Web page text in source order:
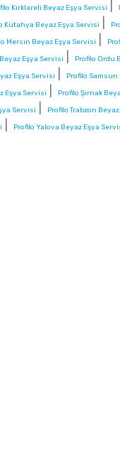
Kırklareli Beyaz Eşya Servisi
Kütahya Beyaz Eşya Servisi
Mersin Beyaz Eşya Servisi
Eşya Servisi Profilo Ordu
Eşya Servisi Profilo Samsun
Eşya Servisi Profilo Şırnak
Servisi Profilo Trabzon
Profilo Yalova Beyaz Eşya